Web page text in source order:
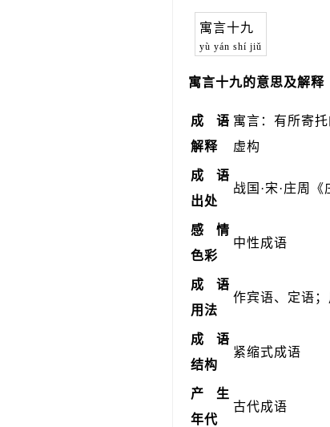
寓言十九
yù yán shí jiǔ
寓言十九的意思及解释
成语
解释
寓言：有所寄
虚构
成语
出处
战国·宋·庄周
感情
色彩
中性成语
成语
用法
作宾语、定语
成语
结构
紧缩式成语
产生
年代
古代成语